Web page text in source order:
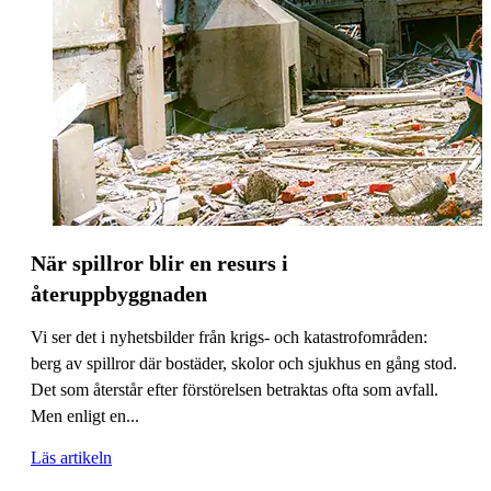
När spillror blir en resurs i
återuppbyggnaden
Vi ser det i nyhetsbilder från krigs- och katastrofområden:
berg av spillror där bostäder, skolor och sjukhus en gång stod.
Det som återstår efter förstörelsen betraktas ofta som avfall.
Men enligt en...
Läs artikeln